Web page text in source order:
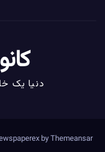
دنیا یک
byThemeansar